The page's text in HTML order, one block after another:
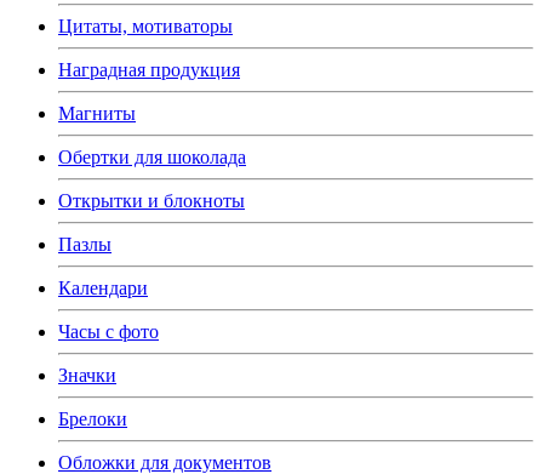
Цитаты, мотиваторы
Наградная продукция
Магниты
Обертки для шоколада
Открытки и блокноты
Пазлы
Календари
Часы с фото
Значки
Брелоки
Обложки для документов